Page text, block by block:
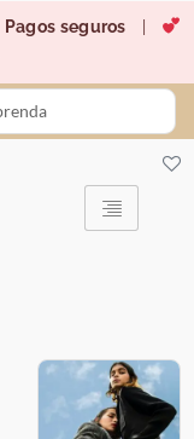
Pagos seguros